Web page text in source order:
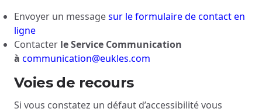
Envoyer un messagesur le formulaire de contact en
ligne
Contacter le Service Communication
à communication@eukles.com
Voies de recours
Si vous constatez un défaut d’accessibilité vous